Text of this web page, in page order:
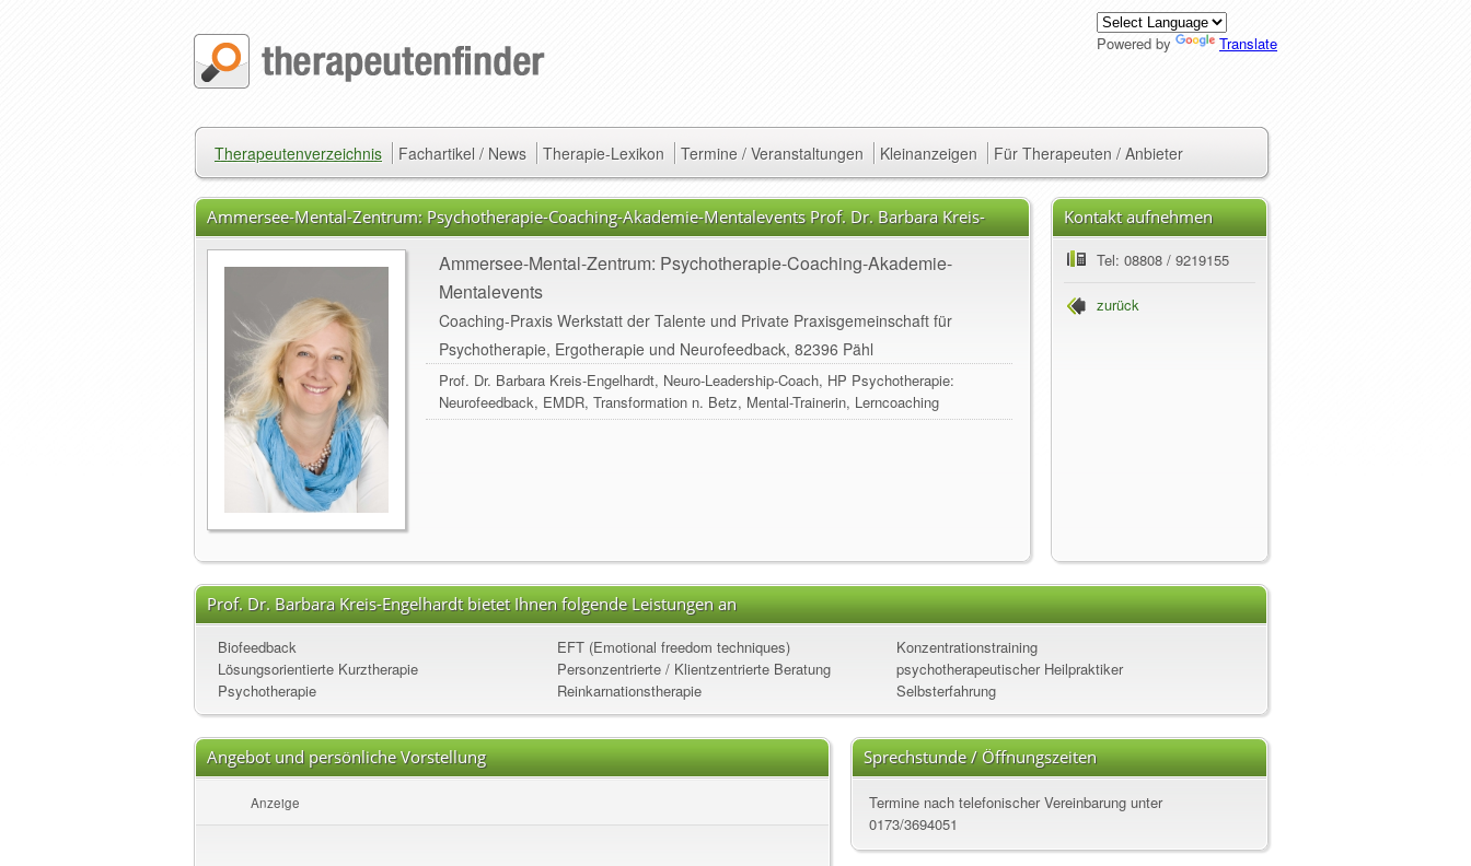
Powered by Translate
Therapeutenverzeichnis Fachartikel / News Therapie-Lexikon Termine / Veranstaltungen Kleinanzeigen Für Therapeuten / Anbieter
Ammersee-Mental-Zentrum: Psychotherapie-Coaching-Akademie-Mentalevents Prof. Dr. Barbara Kreis-
Engelhardt, 823
Ammersee-Mental-Zentrum: Psychotherapie-Coaching-Akademie-
Mentalevents
Coaching-Praxis Werkstatt der Talente und Private Praxisgemeinschaft für
Psychotherapie, Ergotherapie und Neurofeedback, 82396 Pähl
Prof. Dr. Barbara Kreis-Engelhardt, Neuro-Leadership-Coach, HP Psychotherapie:
Neurofeedback, EMDR, Transformation n. Betz, Mental-Trainerin, Lerncoaching
Kontakt aufnehmen
Tel: 08808 / 9219155
zurück
Prof. Dr. Barbara Kreis-Engelhardt bietet Ihnen folgende Leistungen an
Biofeedback EFT (Emotional freedom techniques)
Konzentrationstraining
Lösungsorientierte Kurztherapie
Personzentrierte / Klientzentrierte Beratung
psychotherapeutischer Heilpraktiker
Psychotherapie
Reinkarnationstherapie Selbsterfahrung
Angebot und persönliche Vorstellung
Anzeige
Sprechstunde / Öffnungszeiten
Termine nach telefonischer Vereinbarung unter
0173/3694051